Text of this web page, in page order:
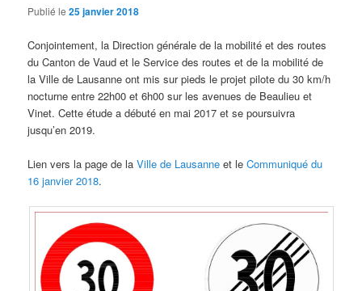
Publié le25 janvier 2018
Conjointement, la Direction générale de la mobilité et des routes
du Canton de Vaud et le Service des routes et de la mobilité de
la Ville de Lausanne ont mis sur pieds le projet pilote du 30 km/h
nocturne entre 22h00 et 6h00 sur les avenues de Beaulieu et
Vinet. Cette étude a débuté en mai 2017 et se poursuivra
jusqu’en 2019.
Lien vers la page de la Ville de Lausanne et leCommuniqué du
16 janvier 2018.